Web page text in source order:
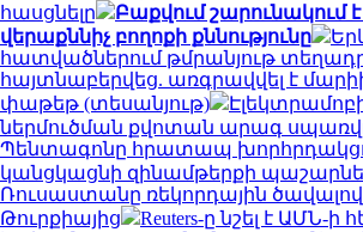
հասցնելը
Բաքվում շարունակում է
վերաքննիչ բողոքի քննությունը
հատվածներում թմրանյութ
հայտնաբերվեց. առգրավվել է
փաթեթ (տեսանյութ)
ներմուծման քվոտան արագ
Պենտագոնը հրատապ
կանցկացնի զինամթերքի
Ռուսաստանը ռեկորդային ծավալով
Թուրքիայից
Reuters-ը նշել է ԱՄՆ-ի